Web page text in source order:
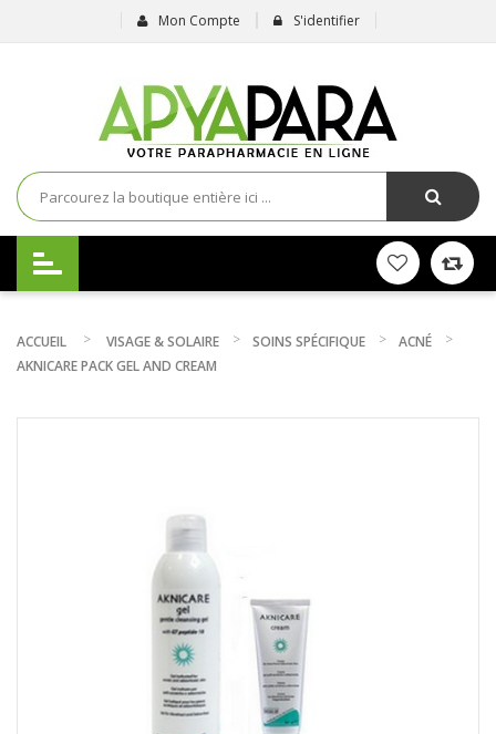
S'identifier
Mon Compte
ACCUEIL VISAGE & SOLAIRE SOINS SPÉCIFIQUE
ACNÉ
AKNICARE PACK GEL AND CREAM